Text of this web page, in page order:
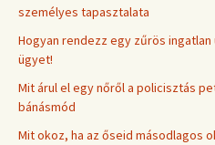
személyes tapasztalata
Hogyan rendezz egy zűrös
ügyet!
Mit árul el egy nőről a policisztás
bánásmód
Mit okoz, ha az őseid másodlagos